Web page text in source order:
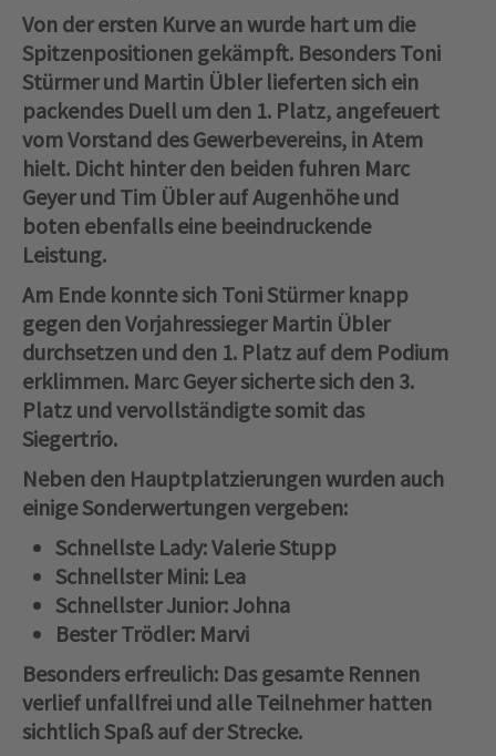
Von der ersten Kurve an wurde hart um die
Spitzenpositionen gekämpft. Besonders Toni
Stürmer und Martin Übler lieferten sich ein
packendes Duell um den 1. Platz, angefeuert
vom Vorstand des Gewerbevereins, in Atem
hielt. Dicht hinter den beiden fuhren Marc
Geyer und Tim Übler auf Augenhöhe und
boten ebenfalls eine beeindruckende
Leistung.
Am Ende konnte sich Toni Stürmer knapp
gegen den Vorjahressieger Martin Übler
durchsetzen und den 1. Platz auf dem Podium
erklimmen. Marc Geyer sicherte sich den 3.
Platz und vervollständigte somit das
Siegertrio.
Neben den Hauptplatzierungen wurden auch
einige Sonderwertungen vergeben:
Schnellste Lady: Valerie Stupp
Schnellster Mini: Lea
Schnellster Junior: Johna
Bester Trödler: Marvi
Besonders erfreulich: Das gesamte Rennen
verlief unfallfrei und alle Teilnehmer hatten
sichtlich Spaß auf der Strecke.